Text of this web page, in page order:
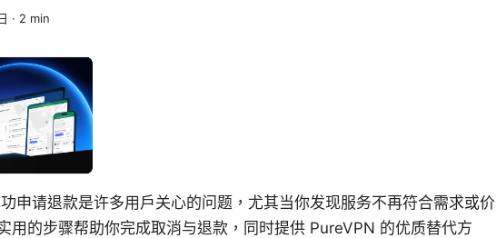
· 2 min
申请退款是许多用户关心的问题，尤其当你发现服务不再符合需求或价
用的步骤帮助你完成取消与退款，同时提供 PureVPN 的优质替代方